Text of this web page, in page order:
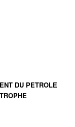
DU PETROLE